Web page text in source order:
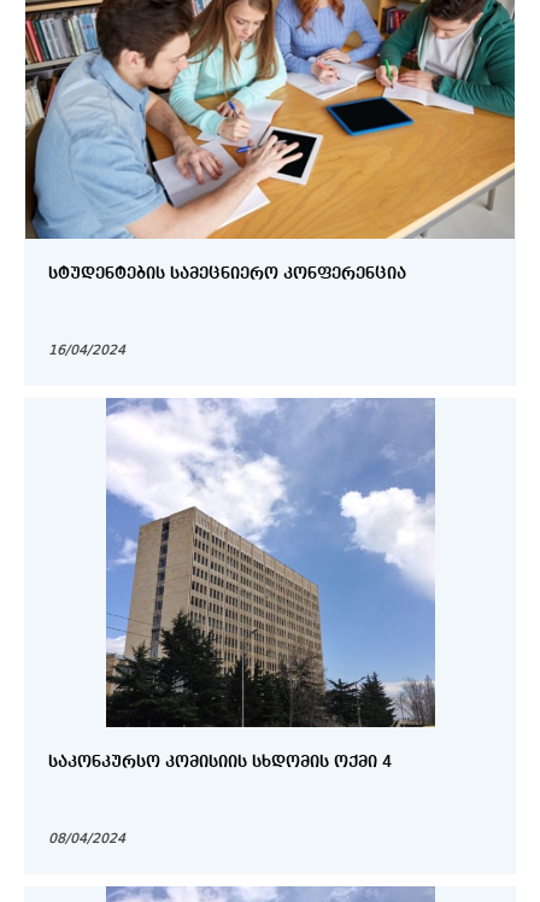
ᲡᲢᲣᲓᲔᲜᲢᲔᲑᲘᲡ ᲡᲐᲛᲔᲪᲜᲘᲔᲠᲝ ᲙᲝᲜᲤᲔᲠᲔᲜᲪᲘᲐ
16/04/2024
ᲡᲐᲙᲝᲜᲙᲣᲠᲡᲝ ᲙᲝᲛᲘᲡᲘᲘᲡ ᲡᲮᲓᲝᲛᲘᲡ ᲝᲥᲛᲘ 4
08/04/2024